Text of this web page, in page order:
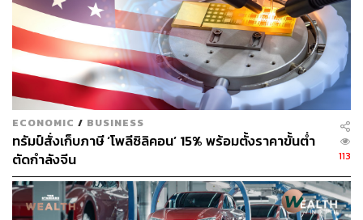
ครั้ง เพื่อสะท้อนถึงต้นทุนด้านสิ่งแวดล้อมของการพัฒนา โดย
มณฑลหูเป่ยทางตอนกลางของจีนก็เริ่มใช้ ‘ผลิตภัณฑ์มวล
รวมของระบบนิเวศ’ (Gross Ecosystem Product: GEP) ด้วย
อ้างอิง:
https://www.reuters.com/world/china/economists-urg
e-china-think-beyond-gdp-head-off-climate-risks-202
3-02-23/
สามารถติดตาม THE STANDARD WEALTH
ECONOMIC / BUSINESS
ทรัมป์สั่งเก็บภาษี ‘โพลีซิลิคอน’ 15% พร้อมตั้งราคาขั้นต่ำ
ตัดกำลังจีน
113